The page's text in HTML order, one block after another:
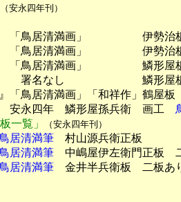
（安永四年刊）
居清満画」　　　　　伊勢治
居清満画」　　　　　伊勢治
居清満画」　　　　　鱗形屋
名なし　　　　　　　鱗形屋
居清満画」「和祥作」鶴屋板
安永四年　鱗形屋孫兵衛　画工
一覧」
（安永四年刊）
鳥居清満筆 村山源兵衛正板
鳥居清満筆 中嶋屋伊左衛門正板　
鳥居清満筆 金井半兵衛板　二板あ